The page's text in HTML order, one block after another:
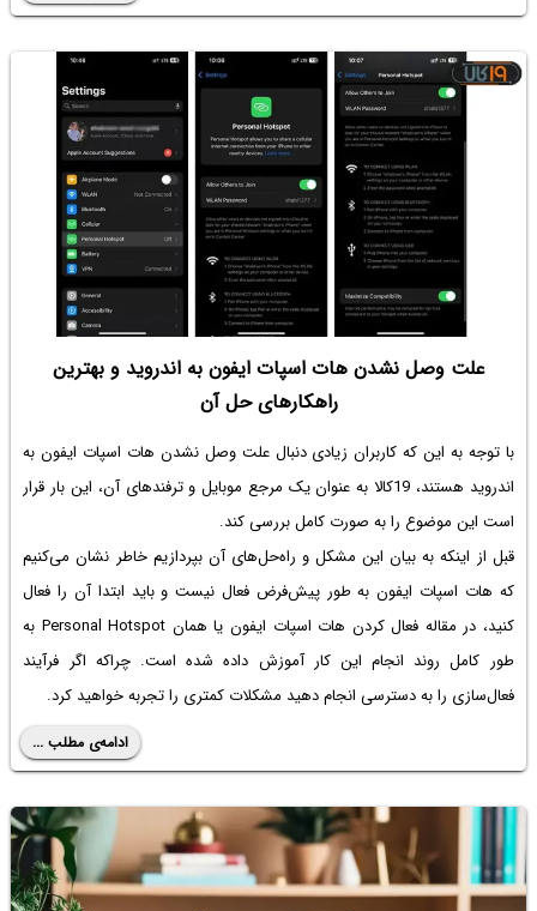
علت وصل نشدن هات اسپات ایفون به اندروید و بهترین
راهکارهای حل آن
با توجه به این که کاربران زیادی دنبال علت وصل نشدن هات اسپات ایفون به
اندروید هستند، 19کالا به عنوان یک مرجع موبایل و ترفندهای آن، این بار قرار
است این موضوع را به صورت کامل بررسی کند.
قبل از اینکه به بیان این مشکل و راه‌حل‌های آن بپردازیم خاطر نشان می‌‌کنیم
که هات اسپات ایفون به طور پیش‌فرض فعال نیست و باید ابتدا آن را فعال
کنید، در مقاله فعال کردن هات اسپات ایفون یا همان Personal Hotspot به
طور کامل روند انجام این کار آموزش داده شده است. چراکه اگر فرآیند
فعال‌سازی را به دسترسی انجام دهید مشکلات کمتری را تجربه خواهید کرد.
ادامه‌ی مطلب ...